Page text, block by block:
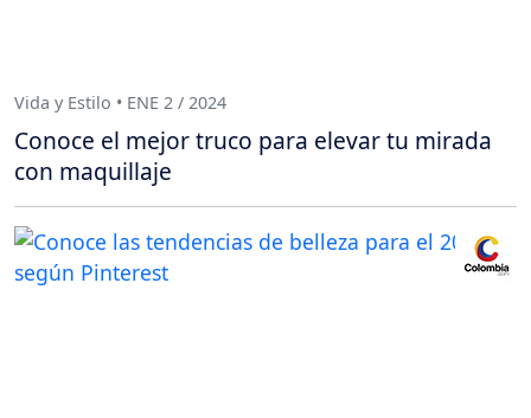
Vida y Estilo • ENE 2 / 2024
Conoce el mejor truco para elevar tu mirada
con maquillaje